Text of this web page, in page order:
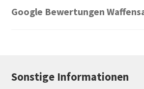
Google Bewertungen
Sonstige Informationen